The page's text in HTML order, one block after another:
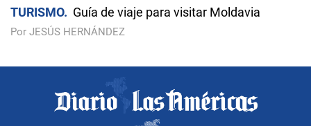
TURISMO Guía de viaje para visitar Moldavia
Por JESÚS HERNÁNDEZ